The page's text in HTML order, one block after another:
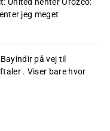
jeg meget
på vej til
. Viser bare hvor